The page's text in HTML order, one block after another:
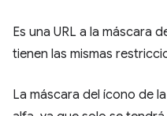
Es una URL a la máscara
tienen las mismas
La máscara del ícono de